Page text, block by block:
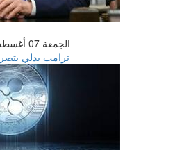
الجمعة 07 أغسطس 2026 12:56 صباحاً
ترامب يدلي